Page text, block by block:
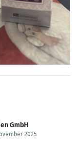
GmbH
2025